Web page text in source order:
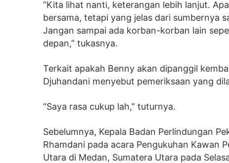
“Kita lihat nanti, keterangan lebih lanjut.
bersama, tetapi yang jelas dari sumbernya
Jangan sampai ada korban-korban lain
depan,” tukasnya.
Terkait apakah Benny akan dipanggil
Djuhandani menyebut pemeriksaan yang
“Saya rasa cukup lah,” tuturnya.
Sebelumnya, Kepala Badan Perlindungan
Rhamdani pada acara Pengukuhan Kawan
Utara di Medan, Sumatera Utara pada